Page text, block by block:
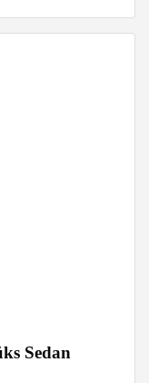
Sedan